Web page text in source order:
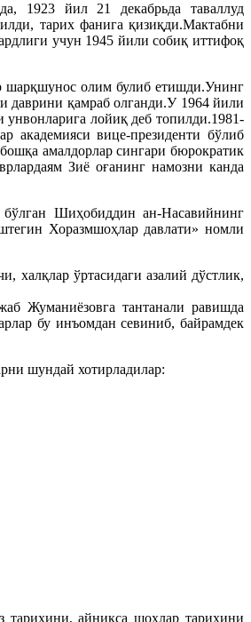
1923 йил 21 декабрьда таваллуд
тарих фанига қизиқди.Мактабни
учун 1945 йили собиқ иттифоқ
шарқшунос олим булиб етишди.Унинг
даврини қамраб олганди.У 1964 йили
лойиқ деб топилди.1981-
академияси вице-президенти бўлиб
амалдорлар сингари бюрократик
Зиё оғанинг намозни канда
Шиҳобиддин ан-Насавийнинг
Хоразмшоҳлар давлати» номли
халқлар ўртасидаги азалий дўстлик,
Жуманиёзовга тантанали равишда
бу инъомдан севиниб, байрамдек
шундай хотирладилар:
айниқса шоҳлар тарихини